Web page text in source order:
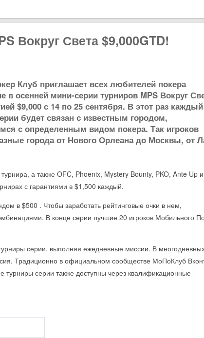
Вокруг Света $9,000GTD!
Клуб приглашает всех любителей покера
в осенней мини-серии турниров MPS Вокруг
$9,000 с 14 по 25 сентября. В этот раз каждый
будет связан с известным городом,
с определенным видом покера. Так игроков
города от Нового Орлеана до Москвы, от
а также OFC, Phoenix, Mystery Bounty, PKO, Ante Up и
с гарантиями в $1,500 каждый.
в $500 . Чтобы заработать рейтинговые очки в нем,
В конце серии лучшие 20 игроков Мобильного
серии, выполняя ежедневные миссии. В
Традиционно в официальном сообществе МоПоКлуб
серии также доступны через квалификационные